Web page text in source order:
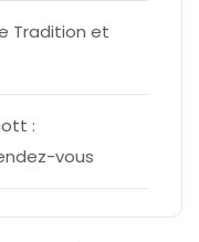
Tradition et
:
vous